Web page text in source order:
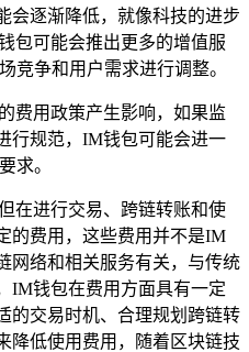
会逐渐降低，就像科技的进步
包可能会推出更多的增值服
竞争和用户需求进行调整。
费用政策产生影响，如果监
行规范，IM钱包可能会进一
求。
在进行交易、跨链转账和使
的费用，这些费用并不是IM
网络和相关服务有关，与传统
IM钱包在费用方面具有一定
的交易时机、合理规划跨链转
降低使用费用，随着区块链技